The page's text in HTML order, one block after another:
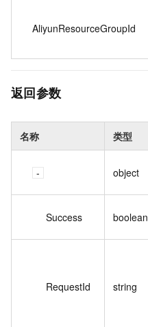
AliyunResourceGroupId
返回参数
名称 类型
object
Success boolean
RequestId string